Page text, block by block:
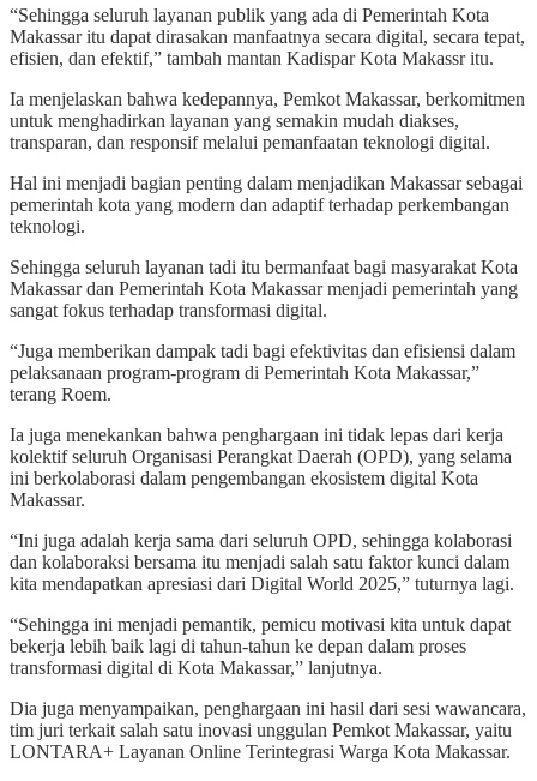
“Sehingga seluruh layanan publik yang ada di Pemerintah Kota
Makassar itu dapat dirasakan manfaatnya secara digital, secara tepat,
efisien, dan efektif,” tambah mantan Kadispar Kota Makassr itu.
Ia menjelaskan bahwa kedepannya, Pemkot Makassar, berkomitmen
untuk menghadirkan layanan yang semakin mudah diakses,
transparan, dan responsif melalui pemanfaatan teknologi digital.
Hal ini menjadi bagian penting dalam menjadikan Makassar sebagai
pemerintah kota yang modern dan adaptif terhadap perkembangan
teknologi.
Sehingga seluruh layanan tadi itu bermanfaat bagi masyarakat Kota
Makassar dan Pemerintah Kota Makassar menjadi pemerintah yang
sangat fokus terhadap transformasi digital.
“Juga memberikan dampak tadi bagi efektivitas dan efisiensi dalam
pelaksanaan program-program di Pemerintah Kota Makassar,”
terang Roem.
Ia juga menekankan bahwa penghargaan ini tidak lepas dari kerja
kolektif seluruh Organisasi Perangkat Daerah (OPD), yang selama
ini berkolaborasi dalam pengembangan ekosistem digital Kota
Makassar.
“Ini juga adalah kerja sama dari seluruh OPD, sehingga kolaborasi
dan kolaboraksi bersama itu menjadi salah satu faktor kunci dalam
kita mendapatkan apresiasi dari Digital World 2025,” tuturnya lagi.
“Sehingga ini menjadi pemantik, pemicu motivasi kita untuk dapat
bekerja lebih baik lagi di tahun-tahun ke depan dalam proses
transformasi digital di Kota Makassar,” lanjutnya.
Dia juga menyampaikan, penghargaan ini hasil dari sesi wawancara,
tim juri terkait salah satu inovasi unggulan Pemkot Makassar, yaitu
LONTARA+ Layanan Online Terintegrasi Warga Kota Makassar.